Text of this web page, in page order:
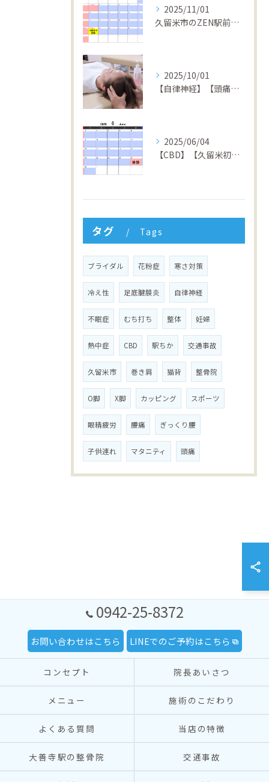
2025/11/01
久留米市のZEN駅前整骨院 4周年キャンペーン開催中！回数券１０％OFF&初回半額体験実施中！
2025/10/01
【自律神経】【頭痛】【倦怠感】【不安症】【パニック障害】【久留米】【整骨院】
2025/06/04
【CBD】【久留米初】【矯正】【交通事故】【筋膜リリース】【久留米】【整骨院】ZEN駅前整骨院
タグ Tags
ブライダル 花粉症 寒さ対策
冷え性 足底腱膜炎 自律神経
不眠症 むち打ち 整体 妊婦
熱中症 CBD 駅ちか 交通事故
久留米市 巻き肩 猫背 整骨院
O脚 X脚 カッピング スポーツ
眼精疲労 腰痛 ぎっくり腰
子供連れ マタニティ 頭痛
0942-25-8372
お問い合わせはこちら LINEでのご予約はこちら
コンセプト 院長あいさつ
メニュー 施術のこだわり
よくある質問 当店の特徴
大善寺駅の整骨院 交通事故